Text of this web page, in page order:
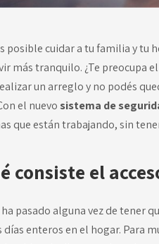
posible cuidar a tu familia y tu
más tranquilo. ¿Te preocupa
un arreglo y no podés
el nuevo sistema de
que están trabajando, sin
consiste el
pasado alguna vez de tener
días enteros en el hogar. Para